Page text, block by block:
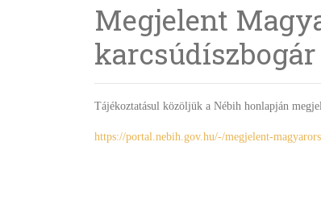
Megjelent
karcsúdíszbogár
Tájékoztatásul közöljük a Nébih honlapján
https://portal.nebih.gov.hu/-/megjelent-